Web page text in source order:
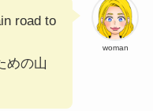
woman
road to
めの山